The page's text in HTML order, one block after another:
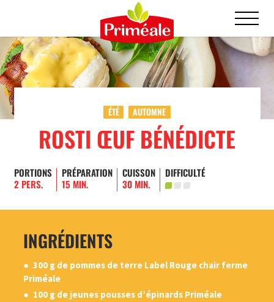
ÉTÉ AUTOMNE
ROSTI ŒUF BÉNÉDICTE
PORTIONS
2 PERS.
PRÉPARATION
15 MIN.
CUISSON
30 MIN.
DIFFICULTÉ
INGRÉDIENTS
300 g de pommes de terre Label Rouge chair ferme
Priméale
100 g de jeunes pousses d’épinards Priméale